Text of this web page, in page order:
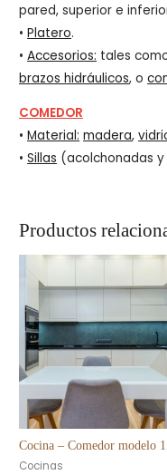
pared, superior e
•Platero.
•Accesorios: tales
brazos hidráulicos, o
COMEDOR
•Material: madera,
•Sillas (acolchonadas y
Productos
Cocina – Comedor modelo 1
Cocinas